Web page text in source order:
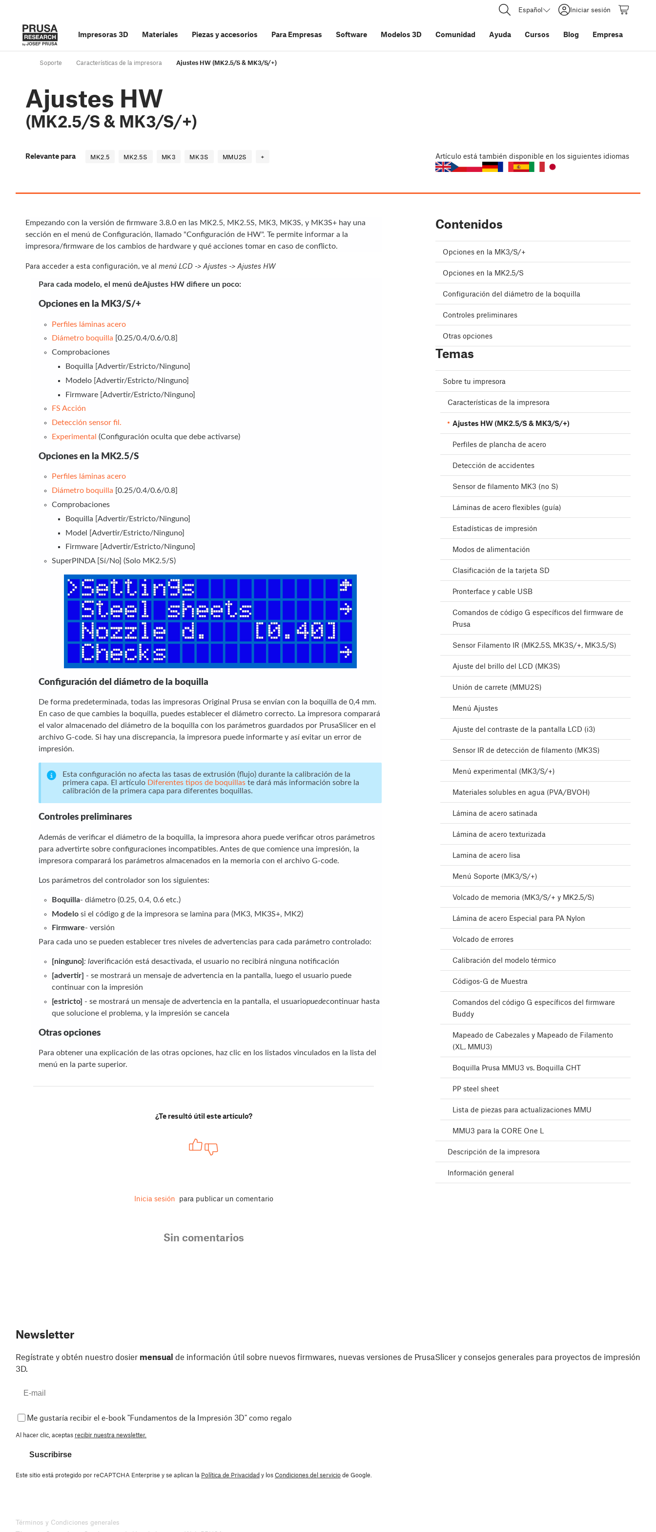
Español Iniciar sesión
Impresoras 3D Materiales Piezas y accesorios Para Empresas Software Modelos 3D Comunidad Ayuda Cursos Blog Empresa
Soporte Características de la impresora Ajustes HW (MK2.5/S & MK3/S/+)
Ajustes HW
(MK2.5/S & MK3/S/+)
Relevante para MK2.5 MK2.5S MK3 MK3S MMU2S + Artículo está también disponible en los siguientes idiomas
Empezando con la versión de firmware 3.8.0 en las MK2.5, MK2.5S, MK3, MK3S, y MK3S+ hay una
sección en el menú de Configuración, llamado "Configuración de HW". Te permite informar a la
impresora/firmware de los cambios de hardware y qué acciones tomar en caso de conflicto.
Para acceder a esta configuración, ve al menú LCD -> Ajustes -> Ajustes HW
Para cada modelo, el menú deAjustes HW difiere un poco:
Opciones en la MK3/S/+
Perfiles láminas acero
Diámetro boquilla [0.25/0.4/0.6/0.8]
Comprobaciones
Boquilla [Advertir/Estricto/Ninguno]
Modelo [Advertir/Estricto/Ninguno]
Firmware [Advertir/Estricto/Ninguno]
FS Acción
Detección sensor fil.
Experimental (Configuración oculta que debe activarse)
Opciones en la MK2.5/S
Perfiles láminas acero
Diámetro boquilla [0.25/0.4/0.6/0.8]
Comprobaciones
Boquilla [Advertir/Estricto/Ninguno]
Model [Advertir/Estricto/Ninguno]
Firmware [Advertir/Estricto/Ninguno]
SuperPINDA [Sí/No] (Solo MK2.5/S)
Configuración del diámetro de la boquilla
De forma predeterminada, todas las impresoras Original Prusa se envían con la boquilla de 0,4 mm.
En caso de que cambies la boquilla, puedes establecer el diámetro correcto. La impresora comparará
el valor almacenado del diámetro de la boquilla con los parámetros guardados por PrusaSlicer en el
archivo G-code. Si hay una discrepancia, la impresora puede informarte y así evitar un error de
impresión.
Esta configuración no afecta las tasas de extrusión (flujo) durante la calibración de la
primera capa. El artículo Diferentes tipos de boquillas te dará más información sobre la
calibración de la primera capa para diferentes boquillas.
Controles preliminares
Además de verificar el diámetro de la boquilla, la impresora ahora puede verificar otros parámetros
para advertirte sobre configuraciones incompatibles. Antes de que comience una impresión, la
impresora comparará los parámetros almacenados en la memoria con el archivo G-code.
Los parámetros del controlador son los siguientes:
Boquilla- diámetro (0.25, 0.4, 0.6 etc.)
Modelo si el código g de la impresora se lamina para (MK3, MK3S+, MK2)
Firmware- versión
Para cada uno se pueden establecer tres niveles de advertencias para cada parámetro controlado:
[ninguno]: laverificación está desactivada, el usuario no recibirá ninguna notificación
[advertir] - se mostrará un mensaje de advertencia en la pantalla, luego el usuario puede
continuar con la impresión
[estricto] - se mostrará un mensaje de advertencia en la pantalla, el usuariopuedecontinuar hasta
que solucione el problema, y la impresión se cancela
Otras opciones
Para obtener una explicación de las otras opciones, haz clic en los listados vinculados en la lista del
menú en la parte superior.
¿Te resultó útil este artículo?
Inicia sesión para publicar un comentario
Sin comentarios
Contenidos
Opciones en la MK3/S/+
Opciones en la MK2.5/S
Configuración del diámetro de la boquilla
Controles preliminares
Otras opciones
Temas
Sobre tu impresora
Características de la impresora
Ajustes HW (MK2.5/S & MK3/S/+)
Perfiles de plancha de acero
Detección de accidentes
Sensor de filamento MK3 (no S)
Láminas de acero flexibles (guía)
Estadísticas de impresión
Modos de alimentación
Clasificación de la tarjeta SD
Pronterface y cable USB
Comandos de código G específicos del firmware de
Prusa
Sensor Filamento IR (MK2.5S, MK3S/+, MK3.5/S)
Ajuste del brillo del LCD (MK3S)
Unión de carrete (MMU2S)
Menú Ajustes
Ajuste del contraste de la pantalla LCD (i3)
Sensor IR de detección de filamento (MK3S)
Menú experimental (MK3/S/+)
Materiales solubles en agua (PVA/BVOH)
Lámina de acero satinada
Lámina de acero texturizada
Lamina de acero lisa
Menú Soporte (MK3/S/+)
Volcado de memoria (MK3/S/+ y MK2.5/S)
Lámina de acero Especial para PA Nylon
Volcado de errores
Calibración del modelo térmico
Códigos-G de Muestra
Comandos del código G específicos del firmware
Buddy
Mapeado de Cabezales y Mapeado de Filamento
(XL, MMU3)
Boquilla Prusa MMU3 vs. Boquilla CHT
PP steel sheet
Lista de piezas para actualizaciones MMU
MMU3 para la CORE One L
Descripción de la impresora
Información general
Newsletter
Regístrate y obtén nuestro dosier mensual de información útil sobre nuevos firmwares, nuevas versiones de PrusaSlicer y consejos generales para proyectos de impresión
3D.
Me gustaría recibir el e-book "Fundamentos de la Impresión 3D" como regalo
Al hacer clic, aceptas recibir nuestra newsletter.
Suscribirse
Este sitio está protegido por reCAPTCHA Enterprise y se aplican la Política de Privacidady losCondiciones del serviciode Google.
Términos y Condiciones generales